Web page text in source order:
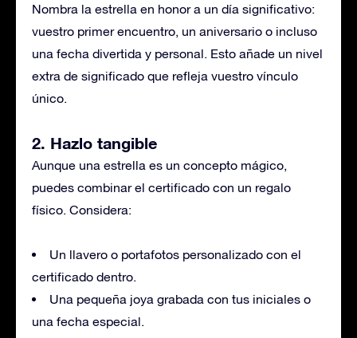
Nombra la estrella en honor a un día significativo:
vuestro primer encuentro, un aniversario o incluso
una fecha divertida y personal. Esto añade un nivel
extra de significado que refleja vuestro vínculo
único.
2. Hazlo tangible
Aunque una estrella es un concepto mágico,
puedes combinar el certificado con un regalo
físico. Considera:
Un llavero o portafotos personalizado con el
certificado dentro.
Una pequeña joya grabada con tus iniciales o
una fecha especial.